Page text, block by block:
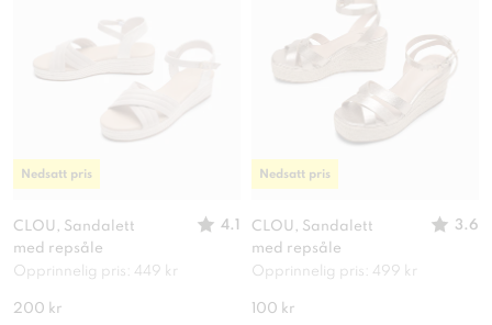
CLOU, Sandalett
med repsåle
4.1
Opprinnelig pris: 449 kr
200 kr
Nedsatt pris
CLOU, Sandalett
med repsåle
3.6
Opprinnelig pris: 499 kr
100 kr
Nedsatt pris